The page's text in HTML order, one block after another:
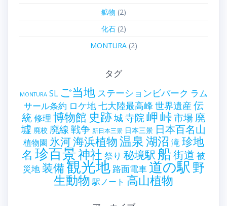
鉱物 (2)
化石(2)
MONTURA(2)
タグ
MONTURA SL ご当地 ステーションビバーク ラム
サール条約 ロケ地七大陸最高峰 世界遺産 伝
統修理 博物館 史跡城寺院岬峠市場 廃
墟 廃校 廃線戦争 新日本三景 日本三景 日本百名山
植物園 氷河海浜植物温泉湖沼 滝 珍地
名 珍百景神社 祭り 秘境駅 船街道 被
災地 装備観光地 路面電車道の駅 野
生動物 駅ノート 高山植物